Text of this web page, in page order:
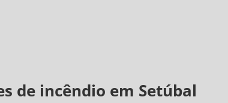
de incêndio em Setúbal